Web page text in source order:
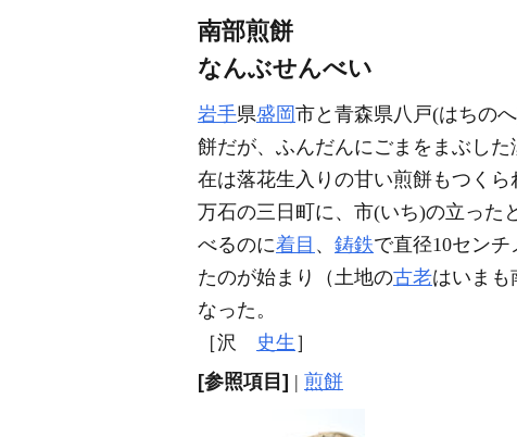
南部煎餅
なんぶせんべい
岩手県盛岡市と青森県八戸(はちの
餅だが、ふんだんにごまをまぶした
在は落花生入りの甘い煎餅もつく
万石の三日町に、市(いち)の立った
べるのに着目 、 鋳鉄で直径10セン
たのが始まり（土地の古老はいまも
なった。
［沢 史生 ］
[参照項目] | 煎餅